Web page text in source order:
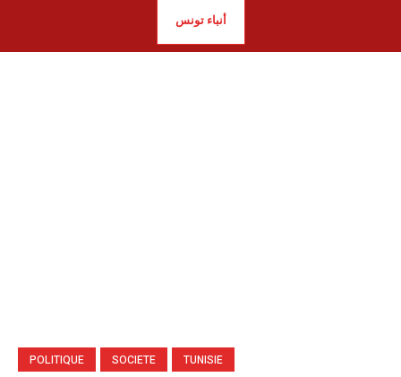
أنباء تونس
POLITIQUE SOCIETE TUNISIE